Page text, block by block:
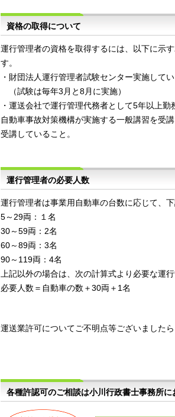
資格の取得について
運行管理者の資格を取得するには、以下に示
す。
・財団法人運行管理者試験センター実施して
（試験は毎年3月と8月に実施）
・運送会社で運行管理代務者として5年以上
自動車事故対策機構が実施する一般講習を受
受講していること。
運行管理者の必要人数
運行管理者は事業用自動車の台数に応じて、
5～29両：１名
30～59両：2名
60～89両：3名
90～119両：4名
上記以外の場合は、次の計算式より必要な運
必要人数＝自動車の数＋30両＋1名
運送業許可についてご不明点等ございました
各種許認可のご相談は小川行政書士事務所に